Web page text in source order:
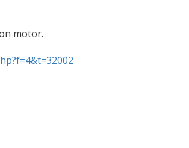
motor.